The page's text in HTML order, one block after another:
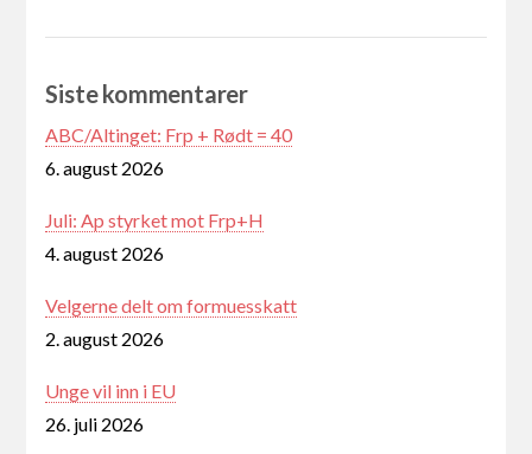
Siste kommentarer
ABC/Altinget: Frp + Rødt = 40
6. august 2026
Juli: Ap styrket mot Frp+H
4. august 2026
Velgerne delt om formuesskatt
2. august 2026
Unge vil inn i EU
26. juli 2026